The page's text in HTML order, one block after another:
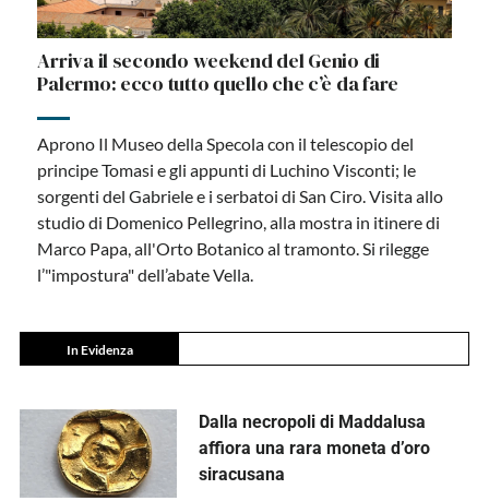
Arriva il secondo weekend del Genio di
Palermo: ecco tutto quello che c’è da fare
Aprono Il Museo della Specola con il telescopio del
principe Tomasi e gli appunti di Luchino Visconti; le
sorgenti del Gabriele e i serbatoi di San Ciro. Visita allo
studio di Domenico Pellegrino, alla mostra in itinere di
Marco Papa, all'Orto Botanico al tramonto. Si rilegge
l’"impostura" dell’abate Vella.
In Evidenza
Dalla necropoli di Maddalusa
affiora una rara moneta d’oro
siracusana